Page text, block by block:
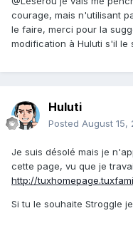
courage, mais n'utilisant
le faire, merci pour la
modification à Huluti s'il le
Huluti
Posted August 15,
Je suis désolé mais je
cette page, vu que je
http://
Si tu le souhaite Stroggle